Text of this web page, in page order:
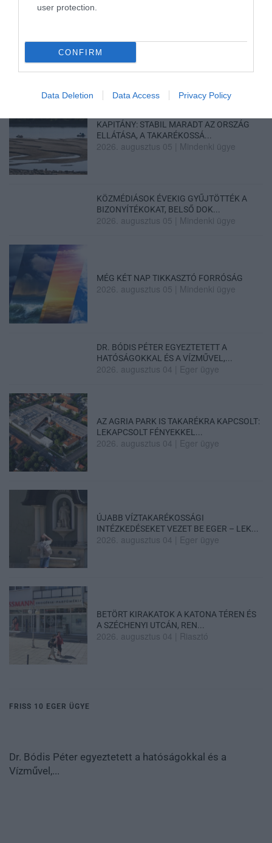
user protection.
CONFIRM
Data Deletion Data Access Privacy Policy
2026. augusztus 05
KAPITÁNY: STABIL MARADT AZ ORSZÁG
ELLÁTÁSA, A TAKARÉKOSSÁ...
2026. augusztus 05 Mindenki ügye
KÖZMÉDIÁSOK ÉVEKIG GYŰJTÖTTÉK A
BIZONYÍTÉKOKAT, BELSŐ DOK...
2026. augusztus 05 Mindenki ügye
MÉG KÉT NAP TIKKASZTÓ FORRÓSÁG
2026. augusztus 05 Mindenki ügye
DR. BÓDIS PÉTER EGYEZTETETT A
HATÓSÁGOKKAL ÉS A VÍZMŰVEL,...
2026. augusztus 04 Eger ügye
AZ AGRIA PARK IS TAKARÉKRA KAPCSOLT:
LEKAPCSOLT FÉNYEKKEL...
2026. augusztus 04 Eger ügye
ÚJABB VÍZTAKARÉKOSSÁGI
INTÉZKEDÉSEKET VEZET BE EGER – LEK...
2026. augusztus 04 Eger ügye
BETÖRT KIRAKATOK A KATONA TÉREN ÉS
A SZÉCHENYI UTCÁN, REN...
2026. augusztus 04 Riasztó
FRISS 10 EGER ÜGYE
Dr. Bódis Péter egyeztetett a hatóságokkal és a
Vízművel,...